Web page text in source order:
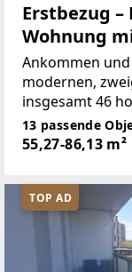
Erstbezug
Wohnung
Räumen
Ankommen
modernen,
insgesamt 46
stilvollen
Wohnkomfort
13 passende
55,27-86,13 m²
TOP AD